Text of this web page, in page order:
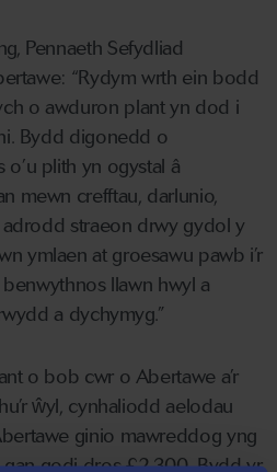
Pennaeth Sefydliad
“Rydym wrth ein bodd
o awduron plant yn dod i
Bydd digonedd o
plith yn ogystal â
mewn crefftau, darlunio,
adrodd straeon drwy gydol y
ymlaen at groesawu pawb i’r
llawn hwyl a
a dychymyg.”
o bob cwr o Abertawe a’r
ŵyl, cynhaliodd aelodau
ginio mawreddog yng
godi dros £2,300. Bydd yr